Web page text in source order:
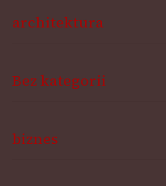
architektura
Bez kategorii
biznes